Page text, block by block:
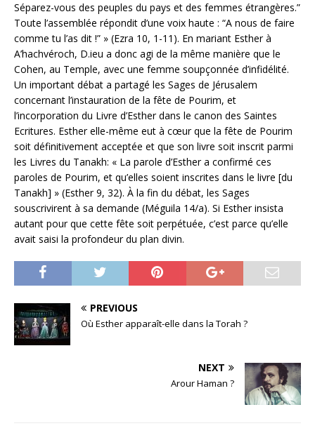
Séparez-vous des peuples du pays et des femmes étrangères.”
Toute l’assemblée répondit d’une voix haute : “A nous de faire
comme tu l’as dit !” » (Ezra 10, 1-11). En mariant Esther à
A’hachvéroch, D.ieu a donc agi de la même manière que le
Cohen, au Temple, avec une femme soupçonnée d’infidélité.
Un important débat a partagé les Sages de Jérusalem
concernant l’instauration de la fête de Pourim, et
l’incorporation du Livre d’Esther dans le canon des Saintes
Ecritures. Esther elle-même eut à cœur que la fête de Pourim
soit définitivement acceptée et que son livre soit inscrit parmi
les Livres du Tanakh: « La parole d’Esther a confirmé ces
paroles de Pourim, et qu’elles soient inscrites dans le livre [du
Tanakh] » (Esther 9, 32). À la fin du débat, les Sages
souscrivirent à sa demande (Méguila 14/a). Si Esther insista
autant pour que cette fête soit perpétuée, c’est parce qu’elle
avait saisi la profondeur du plan divin.
PREVIOUS
Où Esther apparaît-elle dans la Torah ?
NEXT
Arour Haman ?